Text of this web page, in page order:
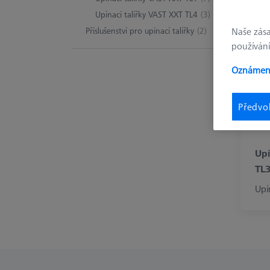
Upínací talířky VAST XXT TL4 (3)
Příslušenství pro upínací talířky (2)
TL3
Naše